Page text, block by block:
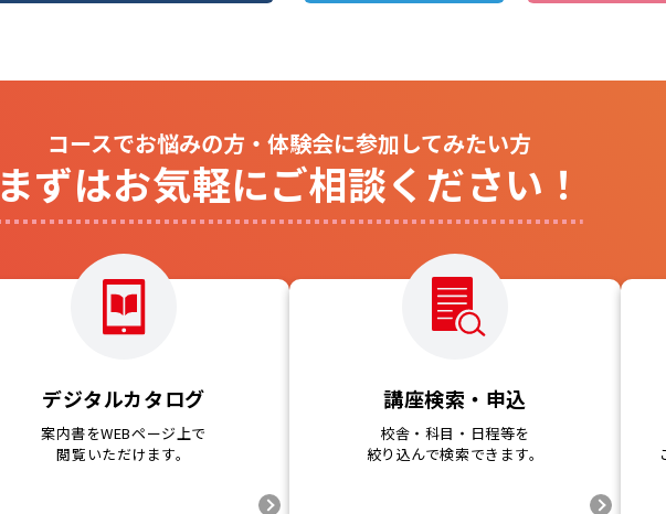
コースでお悩みの方・体験会に参加してみたい方
まずはお気軽にご相談ください！
デジタルカタログ
案内書をWEBページ上で
閲覧いただけます。
講座検索・申込
校舎・科目・日程等を
絞り込んで検索できます。